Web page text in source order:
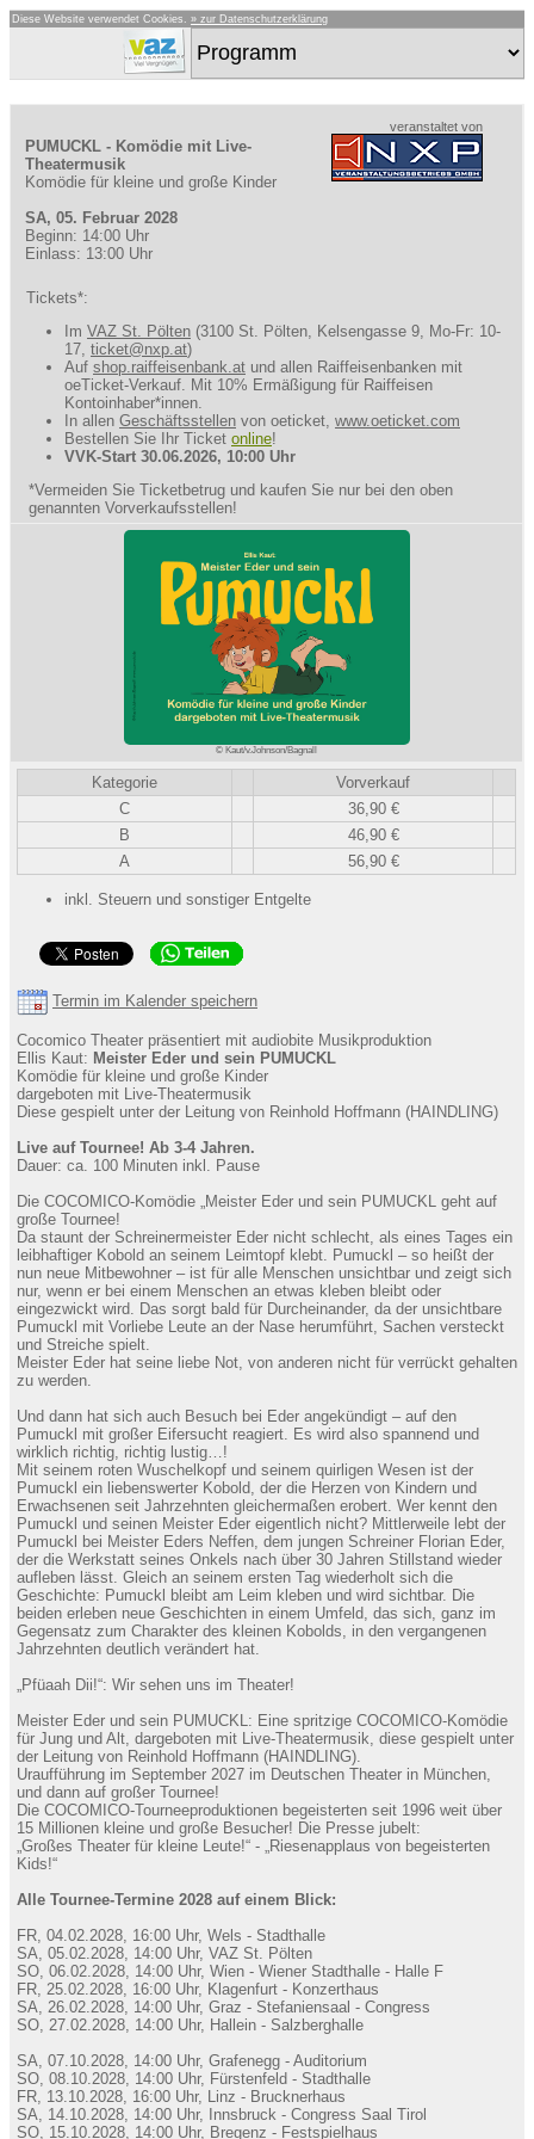
Diese Website verwendet Cookies. » zur Datenschutzerklärung
PUMUCKL - Komödie mit Live-
Theatermusik
Komödie für kleine und große Kinder
SA, 05. Februar 2028
Beginn: 14:00 Uhr
Einlass: 13:00 Uhr
veranstaltet von
Tickets*:
Im VAZ St. Pölten (3100 St. Pölten, Kelsengasse 9, Mo-Fr: 10-
17, ticket@nxp.at)
Auf shop.raiffeisenbank.at und allen Raiffeisenbanken mit
oeTicket-Verkauf. Mit 10% Ermäßigung für Raiffeisen
Kontoinhaber*innen.
In allen Geschäftsstellen von oeticket, www.oeticket.com
Bestellen Sie Ihr Ticket online!
VVK-Start 30.06.2026, 10:00 Uhr
*Vermeiden Sie Ticketbetrug und kaufen Sie nur bei den oben
genannten Vorverkaufsstellen!
© Kaut/v.Johnson/Bagnall
Kategorie
Vorverkauf
C
36,90 €
B
46,90 €
A
56,90 €
inkl. Steuern und sonstiger Entgelte
Termin im Kalender speichern
Cocomico Theater präsentiert mit audiobite Musikproduktion
Ellis Kaut: Meister Eder und sein PUMUCKL
Komödie für kleine und große Kinder
dargeboten mit Live-Theatermusik
Diese gespielt unter der Leitung von Reinhold Hoffmann (HAINDLING)
Live auf Tournee! Ab 3-4 Jahren.
Dauer: ca. 100 Minuten inkl. Pause
Die COCOMICO-Komödie „Meister Eder und sein PUMUCKL geht auf
große Tournee!
Da staunt der Schreinermeister Eder nicht schlecht, als eines Tages ein
leibhaftiger Kobold an seinem Leimtopf klebt. Pumuckl – so heißt der
nun neue Mitbewohner – ist für alle Menschen unsichtbar und zeigt sich
nur, wenn er bei einem Menschen an etwas kleben bleibt oder
eingezwickt wird. Das sorgt bald für Durcheinander, da der unsichtbare
Pumuckl mit Vorliebe Leute an der Nase herumführt, Sachen versteckt
und Streiche spielt.
Meister Eder hat seine liebe Not, von anderen nicht für verrückt gehalten
zu werden.
Und dann hat sich auch Besuch bei Eder angekündigt – auf den
Pumuckl mit großer Eifersucht reagiert. Es wird also spannend und
wirklich richtig, richtig lustig…!
Mit seinem roten Wuschelkopf und seinem quirligen Wesen ist der
Pumuckl ein liebenswerter Kobold, der die Herzen von Kindern und
Erwachsenen seit Jahrzehnten gleichermaßen erobert. Wer kennt den
Pumuckl und seinen Meister Eder eigentlich nicht? Mittlerweile lebt der
Pumuckl bei Meister Eders Neffen, dem jungen Schreiner Florian Eder,
der die Werkstatt seines Onkels nach über 30 Jahren Stillstand wieder
aufleben lässt. Gleich an seinem ersten Tag wiederholt sich die
Geschichte: Pumuckl bleibt am Leim kleben und wird sichtbar. Die
beiden erleben neue Geschichten in einem Umfeld, das sich, ganz im
Gegensatz zum Charakter des kleinen Kobolds, in den vergangenen
Jahrzehnten deutlich verändert hat.
„Pfüaah Dii!“: Wir sehen uns im Theater!
Meister Eder und sein PUMUCKL: Eine spritzige COCOMICO-Komödie
für Jung und Alt, dargeboten mit Live-Theatermusik, diese gespielt unter
der Leitung von Reinhold Hoffmann (HAINDLING).
Uraufführung im September 2027 im Deutschen Theater in München,
und dann auf großer Tournee!
Die COCOMICO-Tourneeproduktionen begeisterten seit 1996 weit über
15 Millionen kleine und große Besucher! Die Presse jubelt:
„Großes Theater für kleine Leute!“ - „Riesenapplaus von begeisterten
Kids!“
Alle Tournee-Termine 2028 auf einem Blick:
FR, 04.02.2028, 16:00 Uhr, Wels - Stadthalle
SA, 05.02.2028, 14:00 Uhr, VAZ St. Pölten
SO, 06.02.2028, 14:00 Uhr, Wien - Wiener Stadthalle - Halle F
FR, 25.02.2028, 16:00 Uhr, Klagenfurt - Konzerthaus
SA, 26.02.2028, 14:00 Uhr, Graz - Stefaniensaal - Congress
SO, 27.02.2028, 14:00 Uhr, Hallein - Salzberghalle
SA, 07.10.2028, 14:00 Uhr, Grafenegg - Auditorium
SO, 08.10.2028, 14:00 Uhr, Fürstenfeld - Stadthalle
FR, 13.10.2028, 16:00 Uhr, Linz - Brucknerhaus
SA, 14.10.2028, 14:00 Uhr, Innsbruck - Congress Saal Tirol
SO, 15.10.2028, 14:00 Uhr, Bregenz - Festspielhaus